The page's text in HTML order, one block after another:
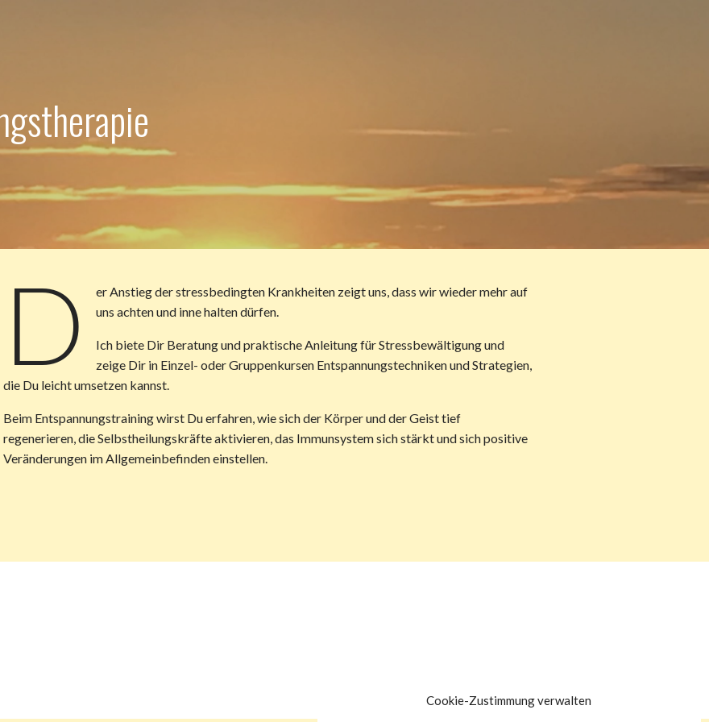
Cookie-Zustimmung verwalten
D
er Anstieg der stressbedingten Krankheiten zeigt uns, dass wir wieder mehr auf
uns achten und inne halten dürfen.
Ich biete Dir Beratung und praktische Anleitung für Stressbewältigung und
zeige Dir in Einzel- oder Gruppenkursen Entspannungstechniken und Strategien,
die Du leicht umsetzen kannst.
Beim Entspannungstraining wirst Du erfahren, wie sich der Körper und der Geist tief
regenerieren, die Selbstheilungskräfte aktivieren, das Immunsystem sich stärkt und sich positive
Veränderungen im Allgemeinbefinden einstellen.